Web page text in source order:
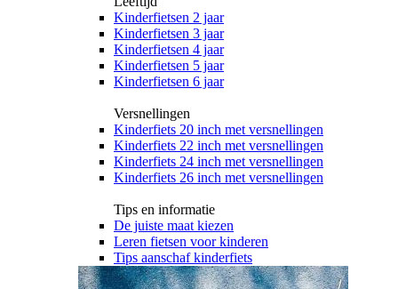
Kinderfietsen 2 jaar
Kinderfietsen 3 jaar
Kinderfietsen 4 jaar
Kinderfietsen 5 jaar
Kinderfietsen 6 jaar
Versnellingen
Kinderfiets 20 inch met versnellingen
Kinderfiets 22 inch met versnellingen
Kinderfiets 24 inch met versnellingen
Kinderfiets 26 inch met versnellingen
Tips en informatie
De juiste maat kiezen
Leren fietsen voor kinderen
Tips aanschaf kinderfiets